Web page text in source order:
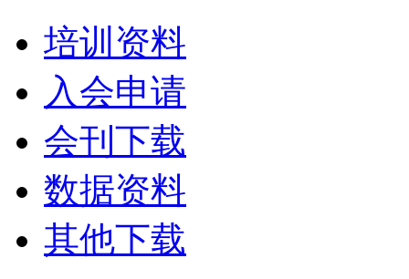
培训资料
入会申请
会刊下载
数据资料
其他下载